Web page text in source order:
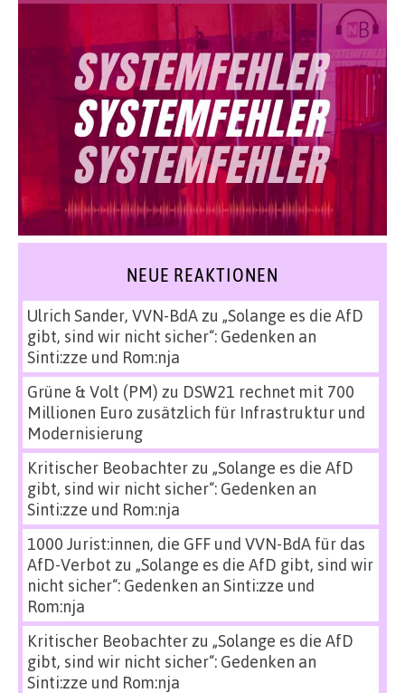
NEUE REAKTIONEN
Ulrich Sander, VVN-BdAzu „Solange es die AfD
gibt, sind wir nicht sicher“: Gedenken an
Sinti:zze und Rom:nja
Grüne & Volt (PM) zu DSW21 rechnet mit 700
Millionen Euro zusätzlich für Infrastruktur und
Modernisierung
Kritischer Beobachterzu „Solange es die AfD
gibt, sind wir nicht sicher“: Gedenken an
Sinti:zze und Rom:nja
1000 Jurist:innen, die GFF und VVN-BdA für das
AfD-Verbot zu „Solange es die AfD gibt, sind wir
nicht sicher“: Gedenken an Sinti:zze und
Rom:nja
Kritischer Beobachterzu „Solange es die AfD
gibt, sind wir nicht sicher“: Gedenken an
Sinti:zze und Rom:nja